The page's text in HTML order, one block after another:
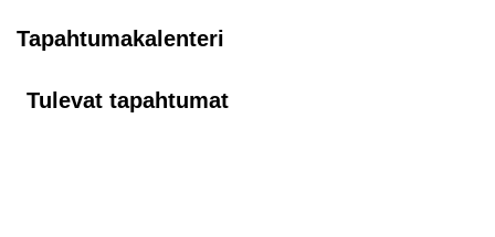
Tapahtumakalenteri
Tulevat tapahtumat